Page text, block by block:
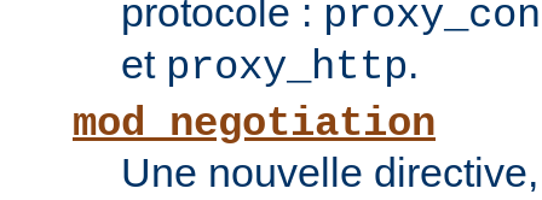
protocole :
et proxy_http.
mod_negotiation
Une nouvelle directive,